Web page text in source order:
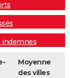
indemnes
Moyenne
des villes